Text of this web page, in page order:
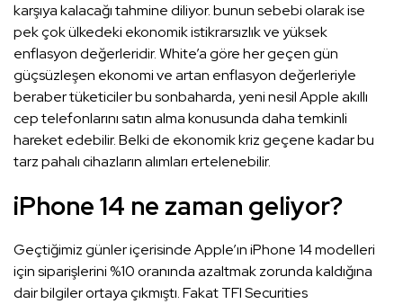
karşıya kalacağı tahmine diliyor. bunun sebebi olarak ise
pek çok ülkedeki ekonomik istikrarsızlık ve yüksek
enflasyon değerleridir. White’a göre her geçen gün
güçsüzleşen ekonomi ve artan enflasyon değerleriyle
beraber tüketiciler bu sonbaharda, yeni nesil Apple akıllı
cep telefonlarını satın alma konusunda daha temkinli
hareket edebilir. Belki de ekonomik kriz geçene kadar bu
tarz pahalı cihazların alımları ertelenebilir.
iPhone 14 ne zaman geliyor?
Geçtiğimiz günler içerisinde Apple’ın iPhone 14 modelleri
için siparişlerini %10 oranında azaltmak zorunda kaldığına
dair bilgiler ortaya çıkmıştı. Fakat TFI Securities